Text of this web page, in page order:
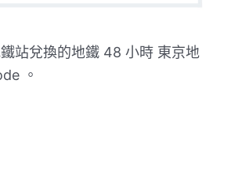
站兌換的地鐵 48 小時 東京地
。